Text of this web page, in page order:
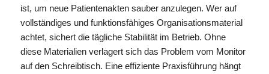
ist, um neue Patientenakten sauber anzulegen. Wer auf
vollständiges und funktionsfähiges Organisationsmaterial
achtet, sichert die tägliche Stabilität im Betrieb. Ohne
diese Materialien verlagert sich das Problem vom Monitor
auf den Schreibtisch. Eine effiziente Praxisführung hängt